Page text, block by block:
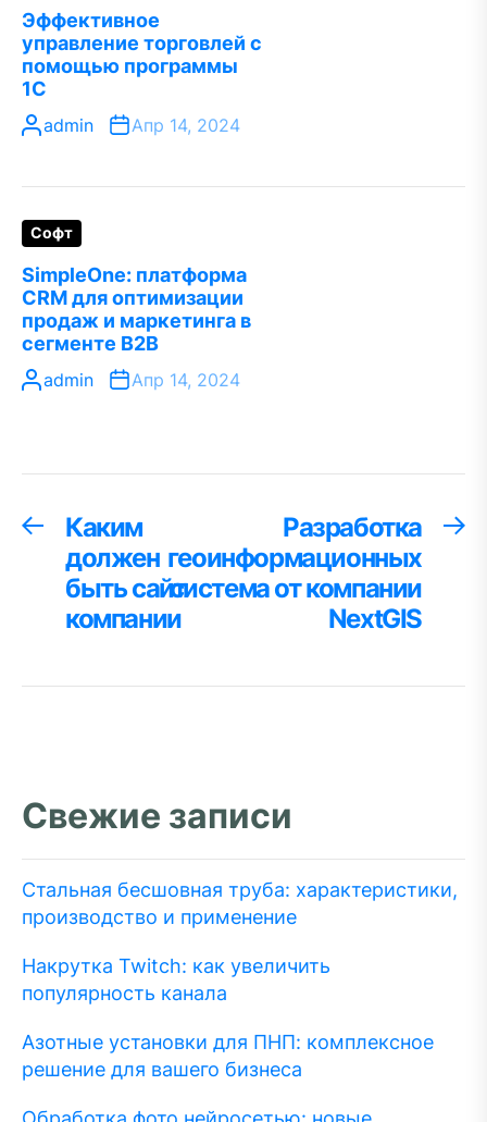
Эффективное
управление торговлей с
помощью программы
1С
admin Апр 14, 2024
Софт
SimpleOne: платформа
CRM для оптимизации
продаж и маркетинга в
сегменте B2B
admin Апр 14, 2024
Навигация
записям
Предыдущая
запись:
Каким
должен
быть сайт
компании
Разработка
геоинформационных
система от компании
NextGIS
Свежие записи
Стальная бесшовная труба: характеристики,
производство и применение
Накрутка Twitch: как увеличить
популярность канала
Азотные установки для ПНП: комплексное
решение для вашего бизнеса